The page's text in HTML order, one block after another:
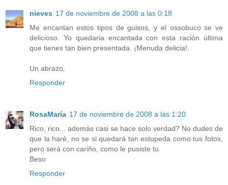
nieves 17 de noviembre de 2008 a las 0:18
Me encantan estos tipos de guisos, y el ossobuco se ve
delicioso. Yo quedaria encantada con esta ración última
que tienes tan bien presentada. ¡Menuda delicia!.
Un abrazo.
Responder
RosaMaría 17 de noviembre de 2008 a las 1:20
Rico, rico... además casi se hace solo verdad? No dudes de
que la haré, no se si quedará tan estupeda como tus fotos,
pero será con cariño, como le pusiste tu.
Beso
Responder